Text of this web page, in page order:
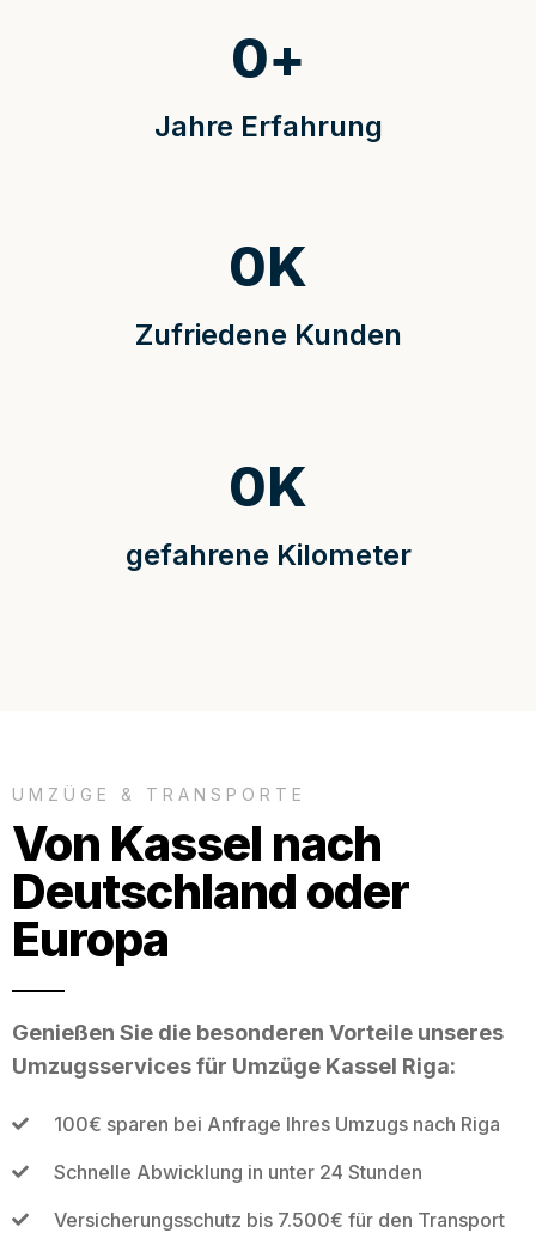
Jahre Erfahrung
0+
Zufriedene Kunden
0K
gefahrene Kilometer
0K
UMZÜGE & TRANSPORTE
Von Kassel nach
Deutschland oder
Europa
Genießen Sie die besonderen Vorteile unseres
Umzugsservices für Umzüge Kassel Riga:
100€ sparen bei Anfrage Ihres Umzugs nach Riga
Schnelle Abwicklung in unter 24 Stunden
Versicherungsschutz bis 7.500€ für den Transport